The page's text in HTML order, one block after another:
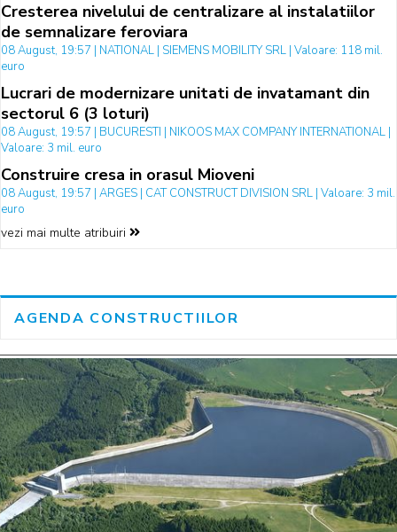
Cresterea nivelului de centralizare al instalatiilor
de semnalizare feroviara
08 August, 19:57 | NATIONAL | SIEMENS MOBILITY SRL | Valoare: 118 mil.
euro
Lucrari de modernizare unitati de invatamant din
sectorul 6 (3 loturi)
08 August, 19:57 | BUCURESTI | NIKOOS MAX COMPANY INTERNATIONAL |
Valoare: 3 mil. euro
Construire cresa in orasul Mioveni
08 August, 19:57 | ARGES | CAT CONSTRUCT DIVISION SRL | Valoare: 3 mil.
euro
vezi mai multe atribuiri
AGENDA CONSTRUCTIILOR